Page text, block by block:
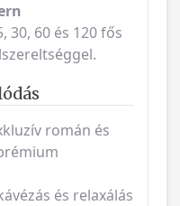
30, 60 és 120 fős
román és
és relaxálás